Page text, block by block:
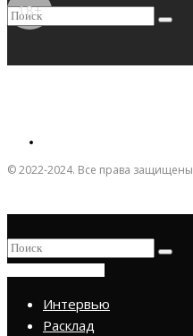
18+
© 2022-2024. Все права защищены
Интервью
Расклад